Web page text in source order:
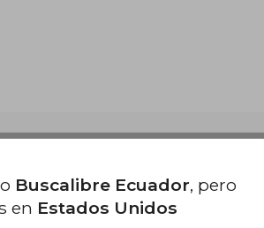
Buscalibre Ecuador, pero
en Estados Unidos